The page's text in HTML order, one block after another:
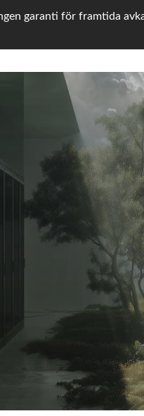
garanti för framtida